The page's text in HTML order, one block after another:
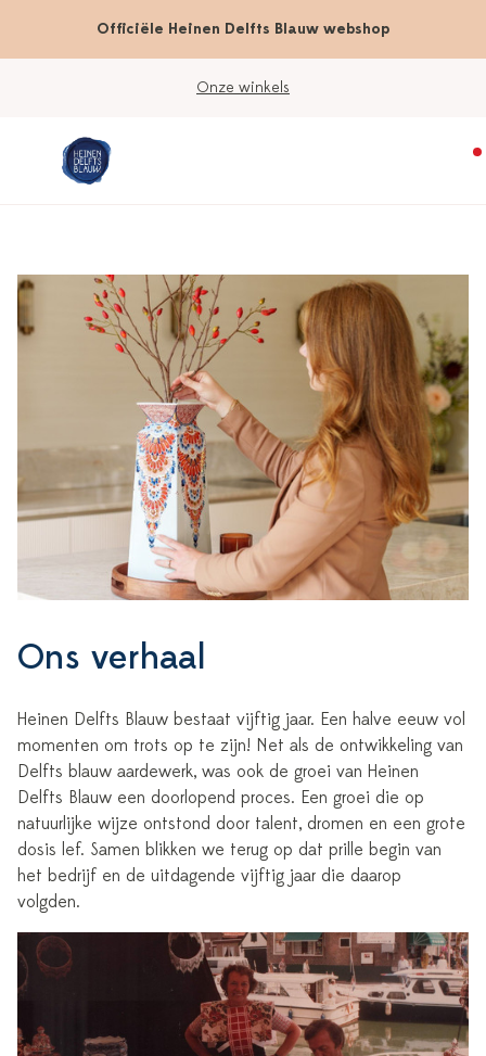
Officiële Heinen Delfts Blauw webshop
Werkdagen vóór 15:00 besteld; vandaag verzonden
Ons verhaal
Heinen Delfts Blauw bestaat vijftig jaar. Een halve eeuw vol
momenten om trots op te zijn! Net als de ontwikkeling van
Delfts blauw aardewerk, was ook de groei van Heinen
Delfts Blauw een doorlopend proces. Een groei die op
natuurlijke wijze ontstond door talent, dromen en een grote
dosis lef. Samen blikken we terug op dat prille begin van
het bedrijf en de uitdagende vijftig jaar die daarop
volgden.